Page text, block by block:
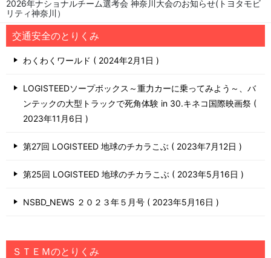
2026年ナショナルチーム選考会 神奈川大会のお知らせ(トヨタモビ
リティ神奈川）
交通安全のとりくみ
わくわくワールド 2024年2月1日
LOGISTEEDソープボックス～重力カーに乗ってみよう～、バ
ンテックの大型トラックで死角体験 in 30.キネコ国際映画祭
2023年11月6日
第27回 LOGISTEED 地球のチカラこぶ 2023年7月12日
第25回 LOGISTEED 地球のチカラこぶ 2023年5月16日
NSBD_NEWS ２０２３年５月号 2023年5月16日
ＳＴＥＭのとりくみ